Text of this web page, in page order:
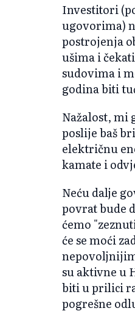
Investitori
ugovorima)
postrojenja
ušima i
sudovima i
godina biti
Nažalost, mi
poslije baš
električnu
kamate i
Neću dalje
povrat bude
ćemo
će se moći
su aktivne u
biti u prilici
pogrešne